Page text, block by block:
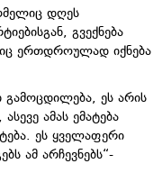
დღეს
გვექნება
ერთდროულად იქნება
ეს არის
ამას ემატება
ეს ყველაფერი
ამ არჩევნებს“-